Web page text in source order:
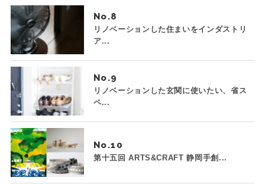
No.
リノベーションした住まいをインダストリ
ア...
No.
リノベーションした玄関に使いたい、省ス
ペ...
No.
第十五回 ARTS&CRAFT 静岡手創...